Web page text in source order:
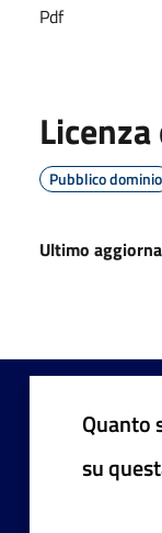
Pdf
Pubblico dominio
Ultimo
Quanto
su